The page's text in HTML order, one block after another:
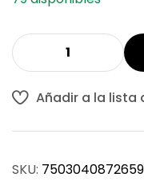
Añadir a la lista
SKU: 7503040872659